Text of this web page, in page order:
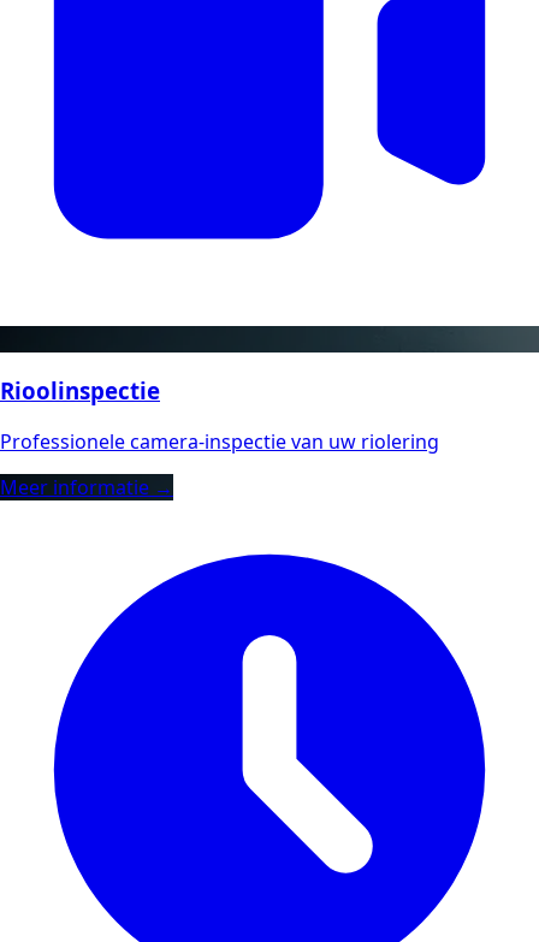
Rioolinspectie
Professionele camera-inspectie van uw riolering
Meer informatie →